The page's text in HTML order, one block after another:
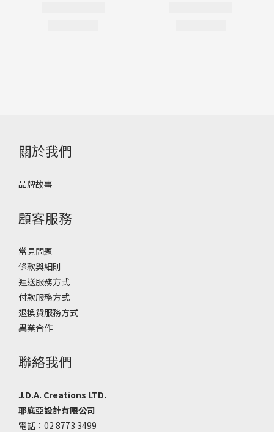
關於我們
品牌故事
顧客服務
常見問題
條款與細則
運送服務方式
付款服務方式
退換貨服務方式
異業合作
聯絡我們
J.D.A. Creations LTD.
耶底亞設計有限公司
電話 ：02 8773 3499